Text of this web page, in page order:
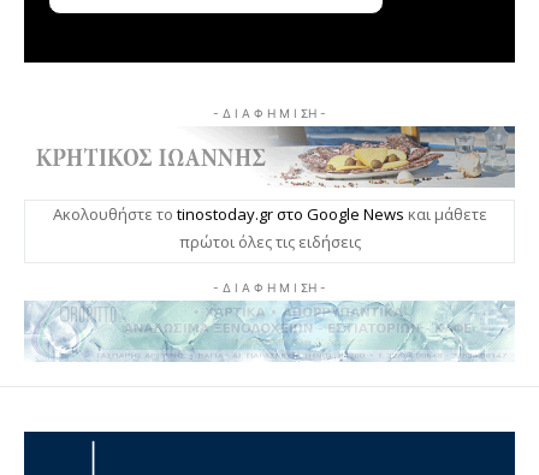
- Δ Ι Α Φ Η Μ Ι ΣΗ -
Ακολουθήστε το tinostoday.gr στο Google News και μάθετε
πρώτοι όλες τις ειδήσεις
- Δ Ι Α Φ Η Μ Ι ΣΗ -